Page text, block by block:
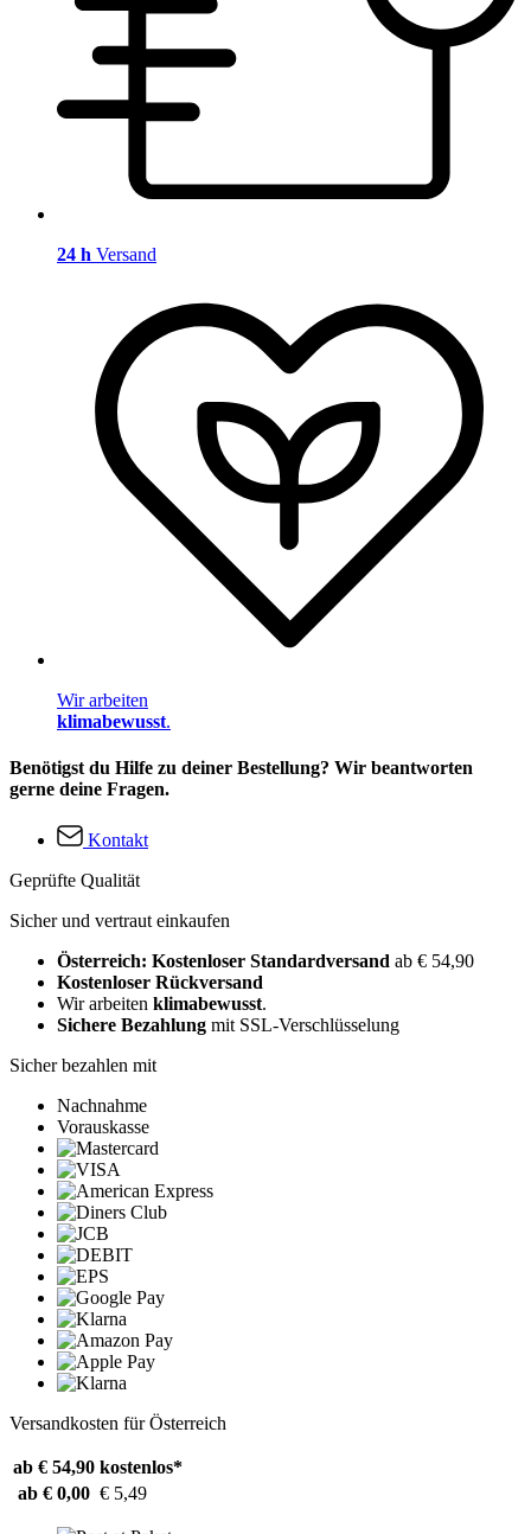
24 h Versand
Wir arbeiten
klimabewusst.
Benötigst du Hilfe zu deiner Bestellung? Wir beantworten
gerne deine Fragen.
Kontakt
Geprüfte Qualität
Sicher und vertraut einkaufen
Österreich: Kostenloser Standardversand ab € 54,90
Kostenloser Rückversand
Wir arbeiten klimabewusst.
Sichere Bezahlung mit SSL-Verschlüsselung
Sicher bezahlen mit
Nachnahme
Vorauskasse
Versandkosten für Österreich
ab € 54,90 kostenlos*
ab € 0,00 € 5,49